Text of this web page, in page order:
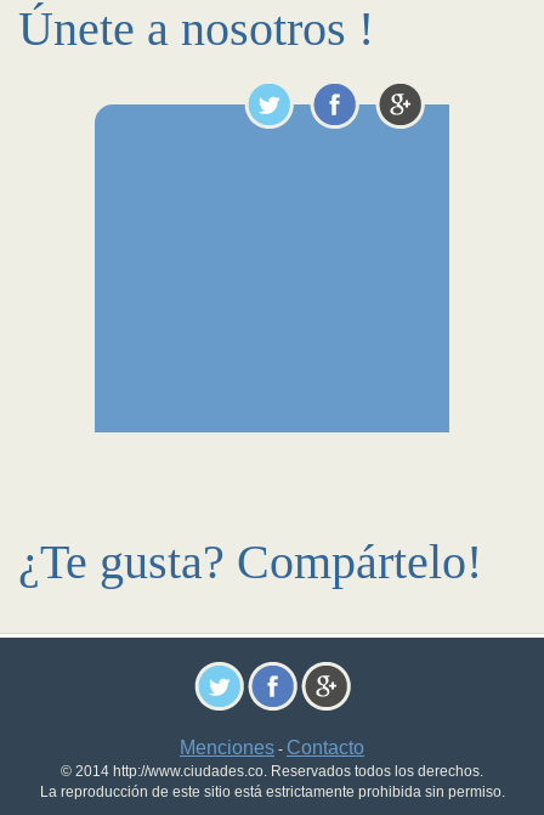
Únete a nosotros !
¿Te gusta? Compártelo!
Menciones - Contacto
© 2014 http://www.ciudades.co. Reservados todos los derechos.
La reproducción de este sitio está estrictamente prohibida sin permiso.